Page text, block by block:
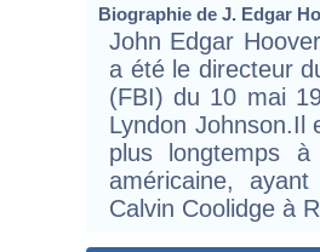
Biographie de J. Edgar
John Edgar
a été le directeur
(FBI) du 10 mai
Lyndon Johnson.Il
plus longtemps
américaine,
Calvin Coolidge à